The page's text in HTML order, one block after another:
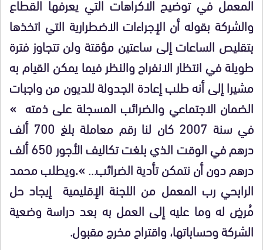
والشركة بقوله أن الإجراءات الاضطرارية التي اتخذها
بتقليص الساعات إلى ساعتين مؤقتة ولن تتجاوز فترة
طويلة في انتظار الانفراج والنظر فيما يمكن القيام به
مشيرا إلى أنه طلب إعادة الجدولة للديون من واجبات
الضمان الاجتماعي والضرائب المسجلة على ذمته »
في سنة 2007 كان لنا رقم معاملة بلغ 700 ألف
درهم في الوقت الذي بلغت تكاليف الأجور 650 ألف
درهم دون أن نتمكن تأدية الضرائب… ».ويطلب محمد
الرابحي رب المعمل من اللجنة الإقليمية إيجاد حل
مُرضٍ له وما عليه إلى العمل به بعد دراسة وضعية
الشركة وحساباتها، واقتراح مخرج مقبول.